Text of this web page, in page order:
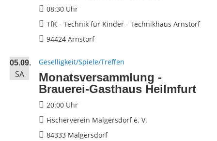
08:30 Uhr
TfK - Technik für Kinder - Technikhaus Arnstorf
94424 Arnstorf
05.09.
SA
Geselligkeit/Spiele/Treffen
Monatsversammlung -
Brauerei-Gasthaus Heilmfurt
20:00 Uhr
Fischerverein Malgersdorf e. V.
84333 Malgersdorf